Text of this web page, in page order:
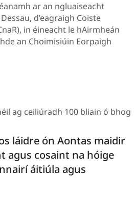
ar an ngluaiseacht
d’eagraigh Coiste
in éineacht le hAirmheán
an Choimisiúin Eorpaigh
láidre ón Aontas maidir
agus cosaint na hóige
áitiúla agus